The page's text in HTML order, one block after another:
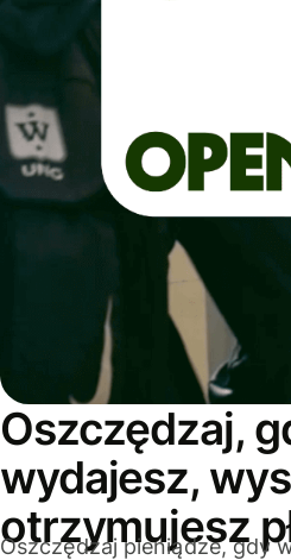
Oszczędzaj,
wydajesz,
otrzymujesz
Oszczędzaj pieniądze, gdy